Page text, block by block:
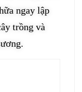
ngay lập
trồng và